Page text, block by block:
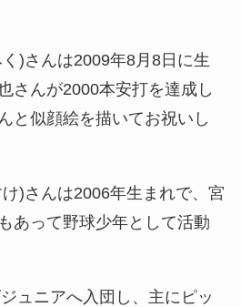
)さんは2009年8月8日に生
さんが2000本安打を達成し
と似顔絵を描いてお祝いし
)さんは2006年生まれで、宮
あって野球少年として活動
ュニアへ入団し、主にピッ